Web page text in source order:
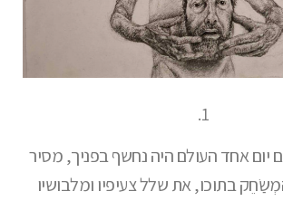
1.
יום אחד העולם היה נחשף בפניך, מסיר
בתוכו, את שלל צעיפיו ומלבושיו